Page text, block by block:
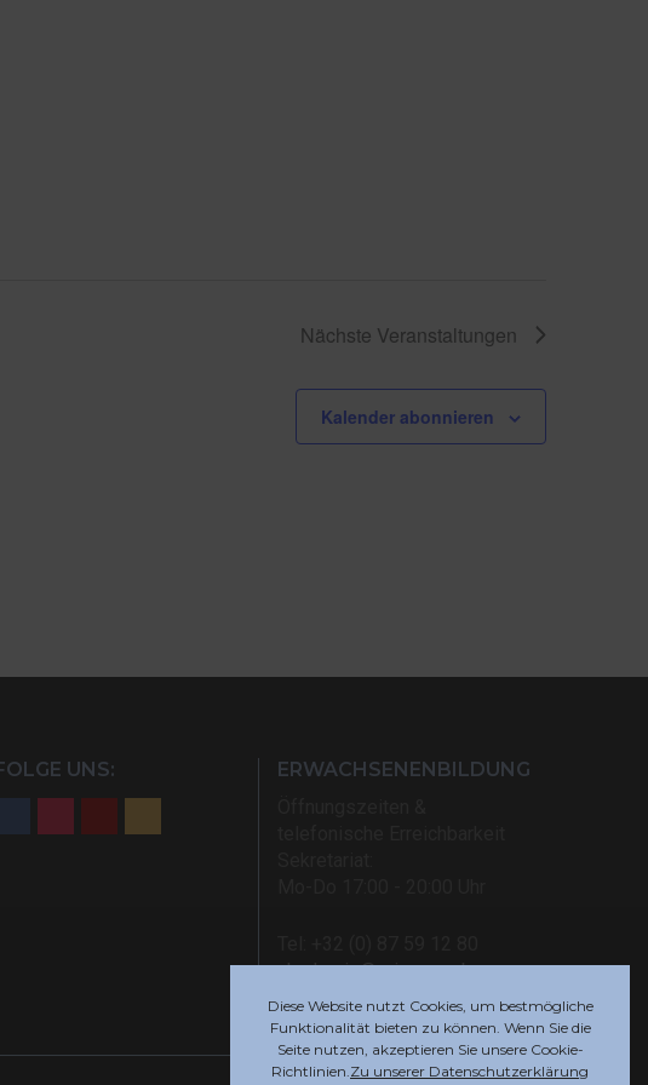
Nächste Veranstaltungen
Kalender abonnieren
UNS:
ERWACHSENENBILDUNG
akademie@rsi-eupen.be
Diese Website nutzt Cookies, um bestmögliche
Funktionalität bieten zu können. Wenn Sie die
Seite nutzen, akzeptieren Sie unsere Cookie-
Richtlinien.Zu unserer Datenschutzerklärung